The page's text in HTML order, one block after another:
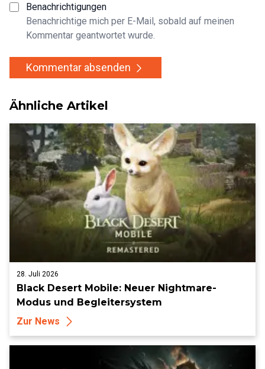
Benachrichtigungen
Benachrichtige mich per E-Mail, sobald auf meinen
Kommentar geantwortet wurde.
Kommentar absenden
Ähnliche Artikel
28. Juli 2026
Black Desert Mobile: Neuer Nightmare-
Modus und Begleitersystem
Zur News